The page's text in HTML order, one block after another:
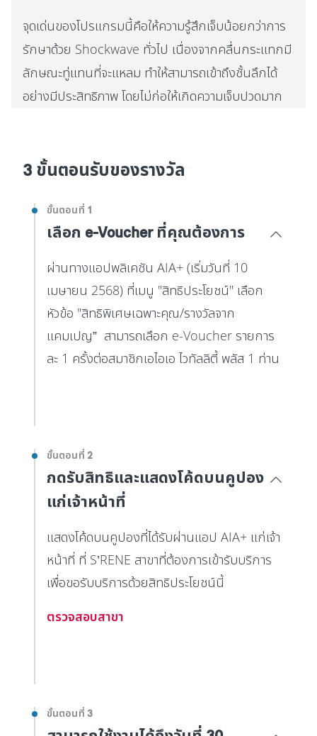
จุดเด่นของโปรแกรมนี้คือให้ความรู้สึกเจ็บน้อยกว่าการ
รักษาด้วย Shockwave ทั่วไป เนื่องจากคลื่นกระแทกมี
ลักษณะทู่แทนที่จะแหลม ทำให้สามารถเข้าถึงชั้นลึกได้
อย่างมีประสิทธิภาพ โดยไม่ก่อให้เกิดความเจ็บปวดมาก
3 ขั้นตอนรับของรางวัล
ขั้นตอนที่ 1
เลือก e-Voucher ที่คุณต้องการ
ผ่านทางแอปพลิเคชัน AIA+ (เริ่มวันที่ 10
เมษายน 2568) ที่เมนู "สิทธิประโยชน์" เลือก
หัวข้อ "สิทธิพิเศษเฉพาะคุณ/รางวัลจาก
แคมเปญ” สามารถเลือก e-Voucher รายการ
ละ 1 ครั้งต่อสมาชิกเอไอเอ ไวทัลลิตี้ พลัส 1 ท่าน
ขั้นตอนที่ 2
กดรับสิทธิและแสดงโค้ดบนคูปอง
แก่เจ้าหน้าที่
แสดงโค้ดบนคูปองที่ได้รับผ่านแอป AIA+ แก่เจ้า
หน้าที่ ที่ S’RENE สาขาที่ต้องการเข้ารับบริการ
เพื่อขอรับบริการด้วยสิทธิประโยชน์นี้
ตรวจสอบสาขา
ขั้นตอนที่ 3